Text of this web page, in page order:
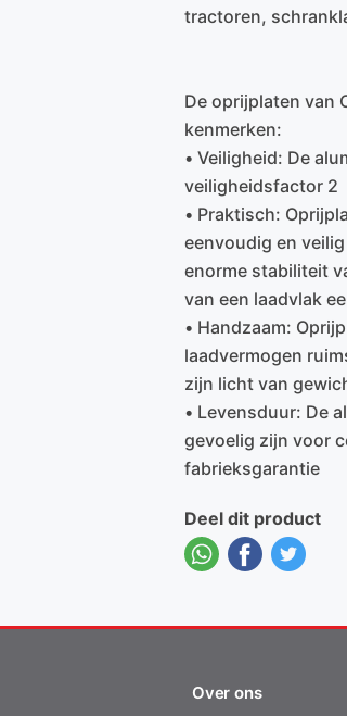
tractoren,
De oprijplaten van
kenmerken:
• Veiligheid: De
veiligheidsfactor 2
• Praktisch:
eenvoudig en
enorme stabiliteit
van een laadvlak
• Handzaam:
laadvermogen
zijn licht van
• Levensduur: De
gevoelig zijn voor
fabrieksgarantie
Deel dit product
Over ons